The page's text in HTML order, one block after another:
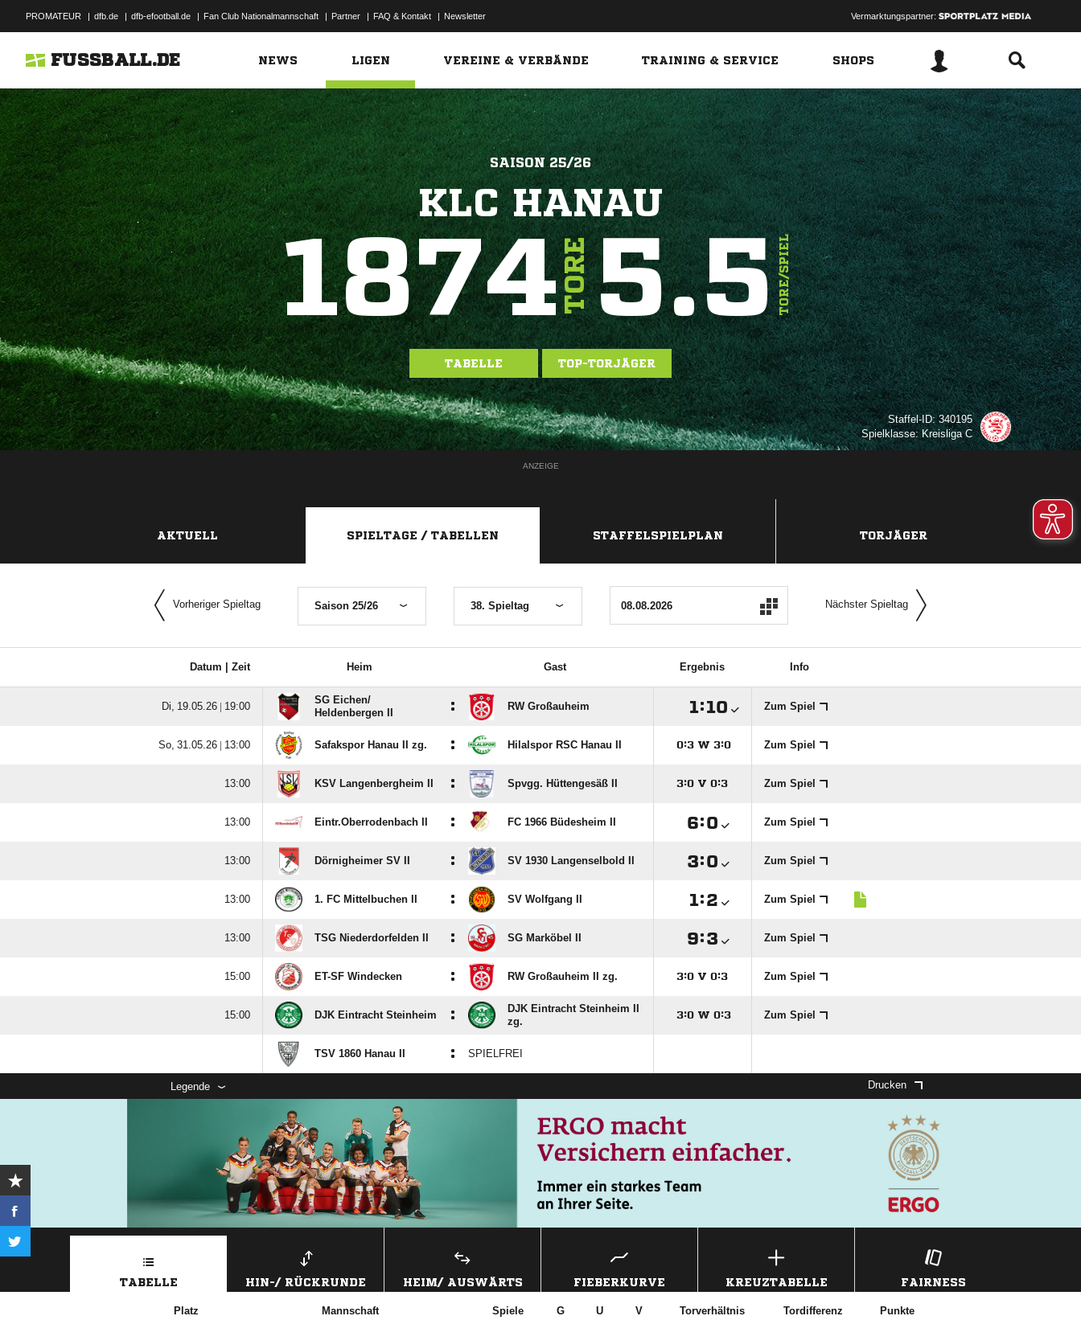
PROMATEUR | dfb.de | dfb-efootball.de | Fan Club Nationalmannschaft | Partner | FAQ & Kontakt | Newsletter Vermarktungspartner:
FUSSBALL.DE NEWS LIGEN VEREINE & VERBÄNDE TRAINING & SERVICE SHOPS
SAISON 25/26
KLC HANAU
1874TORE5.5TORE/SPIEL
TABELLE TOP-TORJÄGER
Staffel-ID: 340195
Spielklasse: Kreisliga C
ANZEIGE
AKTUELL SPIELTAGE / TABELLEN STAFFELSPIELPLAN TORJÄGER
Vorheriger Spieltag Saison 25/26 38. Spieltag Nächster Spieltag
Datum | Zeit Heim Gast Ergebnis Info
  | 
SG Eichen/​
Heldenbergen II
: RW Großauheim : Zum Spiel
  |  Safakspor Hanau II zg. : Hilalspor RSC Hanau II :W : Zum Spiel
 KSV Langenbergheim II : Spvgg. Hüttengesäß II :V : Zum Spiel
 Eintr.Oberrodenbach II : FC 1966 Büdesheim II : Zum Spiel
 Dörnigheimer SV II : SV 1930 Langenselbold II : Zum Spiel
 1. FC Mittelbuchen II : SV Wolfgang II : Zum Spiel
 TSG Niederdorfelden II : SG Marköbel II : Zum Spiel
 ET-SF Windecken : RW Großauheim II zg. :V : Zum Spiel
 DJK Eintracht Steinheim :
DJK Eintracht Steinheim II
zg.
:W : Zum Spiel
TSV 1860 Hanau II : SPIELFREI
Legende Drucken
TABELLE HIN-/ RÜCKRUNDE HEIM/ AUSWÄRTS FIEBERKURVE KREUZTABELLE FAIRNESS
Platz Mannschaft Spiele G U V Torverhältnis Tordifferenz Punkte